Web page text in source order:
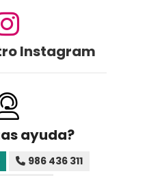
Instagram
ayuda?
986 436 311